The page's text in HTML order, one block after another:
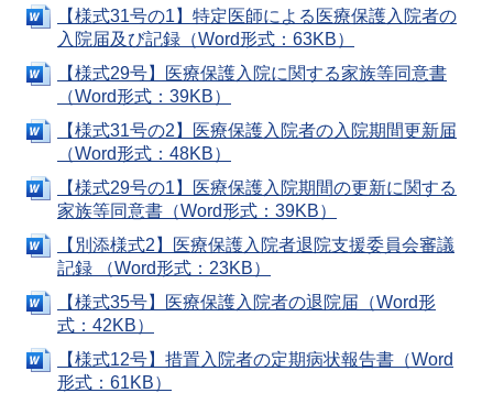
【様式31号の1】特定医師による医療保護入院者の
入院届及び記録（Word形式：63KB）
【様式29号】医療保護入院に関する家族等同意書
（Word形式：39KB）
【様式31号の2】医療保護入院者の入院期間更新届
（Word形式：48KB）
【様式29号の1】医療保護入院期間の更新に関する
家族等同意書（Word形式：39KB）
【別添様式2】医療保護入院者退院支援委員会審議
記録 （Word形式：23KB）
【様式35号】医療保護入院者の退院届（Word形
式：42KB）
【様式12号】措置入院者の定期病状報告書（Word
形式：61KB）